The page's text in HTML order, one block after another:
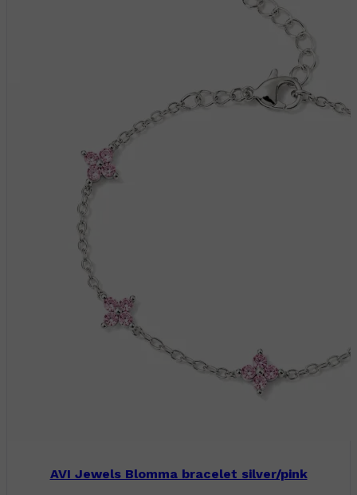
AVI Jewels Blomma bracelet silver/pink